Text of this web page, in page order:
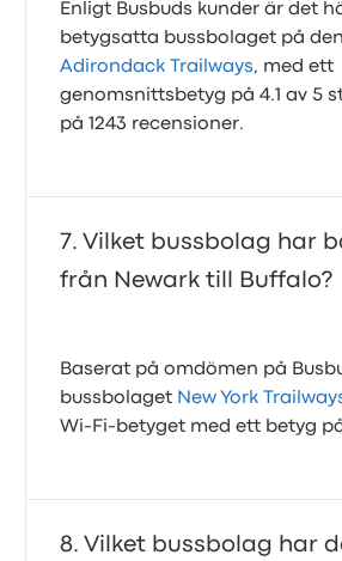
Enligt Busbuds kunder är det
betygsatta bussbolaget på
Adirondack Trailways, med ett
genomsnittsbetyg på 4.1 av 5
på 1243 recensioner.
Vilket bussbolag har
från Newark till Buffalo?
Baserat på omdömen på
bussbolaget New York
Wi‑Fi‑betyget med ett betyg på
Vilket bussbolag har